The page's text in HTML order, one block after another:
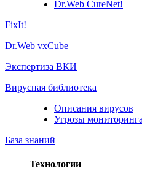
Dr.Web CureNet!
FixIt!
Dr.Web vxCube
Экспертиза ВКИ
Вирусная библиотека
Описания вирусов
Угрозы
База знаний
Технологии